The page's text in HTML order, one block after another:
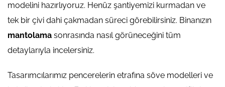
modelini hazırlıyoruz. Henüz şantiyemizi kurmadan ve
tek bir çivi dahi çakmadan süreci görebilirsiniz. Binanızın
mantolama sonrasında nasıl görüneceğini tüm
detaylarıyla incelersiniz.
Tasarımcılarımız pencerelerin etrafına söve modelleri ve